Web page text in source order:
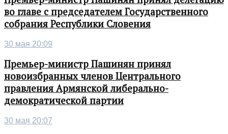
во главе с председателем Государственного
собрания Республики Словения
30 мая 20:09
Премьер-министр Пашинян принял
новоизбранных членов Центрального
правления Армянской либерально-
демократической партии
30 мая 20:07